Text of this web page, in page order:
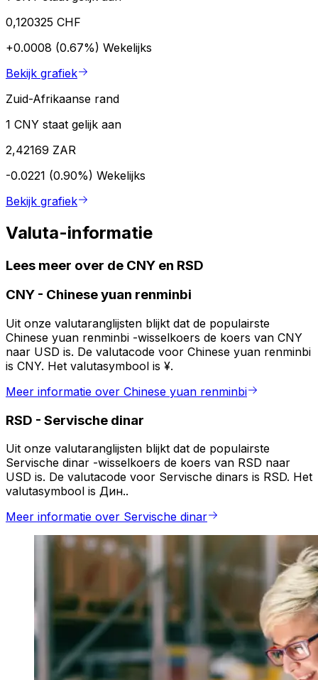
0,120325 CHF
+0.0008 (0.67%) Wekelijks
Bekijk grafiek
Zuid-Afrikaanse rand
1 CNY staat gelijk aan
2,42169 ZAR
-0.0221 (0.90%) Wekelijks
Bekijk grafiek
Valuta-informatie
Lees meer over de CNY en RSD
CNY - Chinese yuan renminbi
Uit onze valutaranglijsten blijkt dat de populairste
Chinese yuan renminbi -wisselkoers de koers van CNY
naar USD is. De valutacode voor Chinese yuan renminbi
is CNY. Het valutasymbool is ¥.
Meer informatie over Chinese yuan renminbi
RSD - Servische dinar
Uit onze valutaranglijsten blijkt dat de populairste
Servische dinar -wisselkoers de koers van RSD naar
USD is. De valutacode voor Servische dinars is RSD. Het
valutasymbool is Дин..
Meer informatie over Servische dinar